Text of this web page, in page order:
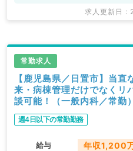
求人更新日
常勤求人
【鹿児島県／日置市】当
来・病棟管理だけでなくリ
談可能！（一般内科／常勤）
週4日以下の常勤勤務
給与 年収1,200